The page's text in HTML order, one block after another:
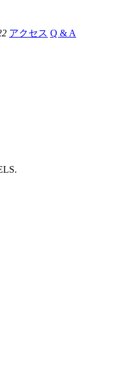
アクセス Q & A